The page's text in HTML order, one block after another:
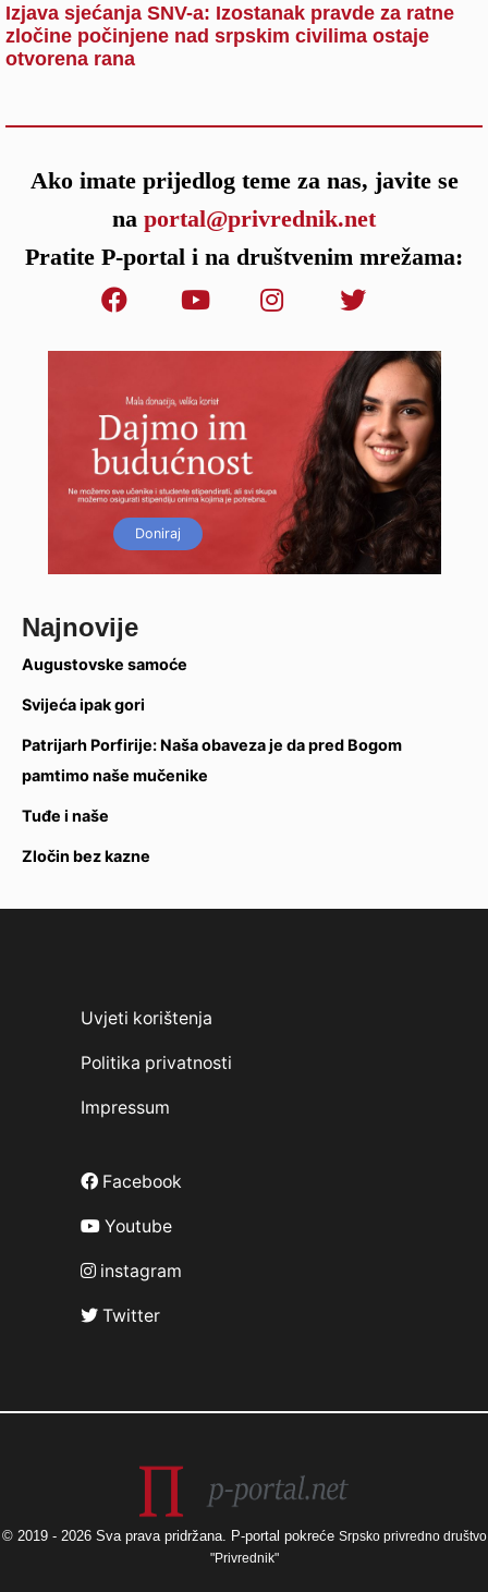
Izjava sjećanja SNV-a: Izostanak pravde za ratne
zločine počinjene nad srpskim civilima ostaje
otvorena rana
Ako imate prijedlog teme za nas, javite se
na portal@privrednik.net
Pratite P-portal i na društvenim mrežama:
Doniraj
Najnovije
Augustovske samoće
Svijeća ipak gori
Patrijarh Porfirije: Naša obaveza je da pred Bogom
pamtimo naše mučenike
Tuđe i naše
Zločin bez kazne
Uvjeti korištenja
Politika privatnosti
Impressum
Facebook
Youtube
instagram
Twitter
© 2019 - 2026 Sva prava pridržana. P-portal pokreće Srpsko privredno društvo
"Privrednik"